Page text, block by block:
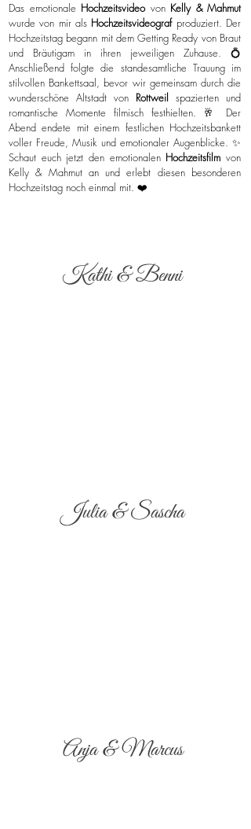
Das emotionale Hochzeitsvideovon Kelly & Mahmut
wurde von mir als Hochzeitsvideograf produziert. Der
Hochzeitstag begann mit dem Getting Ready von Braut
und Bräutigam in ihren jeweiligen Zuhause. 💍
Anschließend folgte die standesamtliche Trauung im
stilvollen Bankettsaal, bevor wir gemeinsam durch die
wunderschöne Altstadt von Rottweil spazierten und
romantische Momente filmisch festhielten. 🥂 Der
Abend endete mit einem festlichen Hochzeitsbankett
voller Freude, Musik und emotionaler Augenblicke. ✨
Schaut euch jetzt den emotionalen Hochzeitsfilmvon
Kelly & Mahmut an und erlebt diesen besonderen
Hochzeitstag noch einmal mit. ❤️
Kathi & Benni
Julia & Sascha
Anja & Marcus